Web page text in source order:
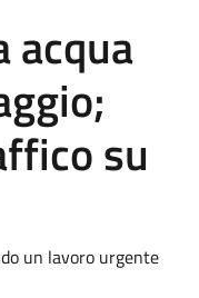
acqua
su
un lavoro urgente